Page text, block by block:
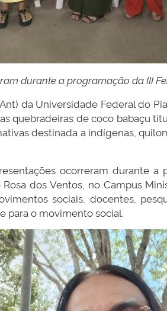
durante a programação da III
da Universidade Federal do
quebradeiras de coco babaçu
destinada a indígenas,
ocorreram durante a
dos Ventos, no Campus
sociais, docentes,
para o movimento social.